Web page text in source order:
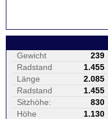
Gewicht 239
Radstand
1.455
Länge
2.085
Radstand
1.455
Sitzhöhe:
830
Höhe
1.130